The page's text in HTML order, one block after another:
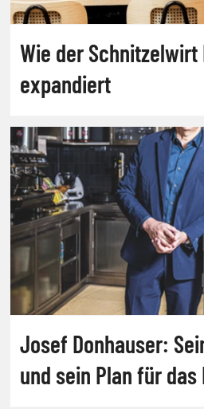
Wie der
expandiert
Josef Donhauser:
und sein Plan für